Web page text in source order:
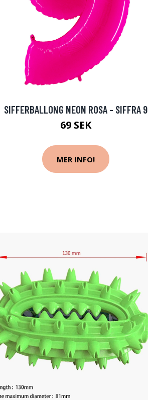
SIFFERBALLONG NEON ROSA - SIFFRA 9
69 SEK
MER INFO!